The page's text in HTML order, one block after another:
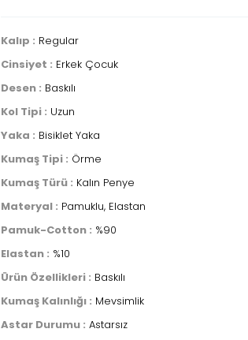
Kalıp : Regular
Cinsiyet : Erkek Çocuk
Desen : Baskılı
Kol Tipi : Uzun
Yaka : Bisiklet Yaka
Kumaş Tipi : Örme
Kumaş Türü : Kalın Penye
Materyal : Pamuklu, Elastan
Pamuk-Cotton : %90
Elastan : %10
Ürün Özellikleri : Baskılı
Kumaş Kalınlığı : Mevsimlik
Astar Durumu : Astarsız